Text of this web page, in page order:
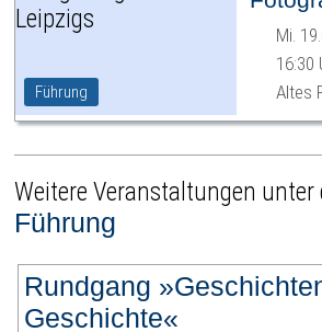
Führung
Mi.
16:30
Altes
Weitere Veranstaltungen unter
Führung
Rundgang
Geschichte«